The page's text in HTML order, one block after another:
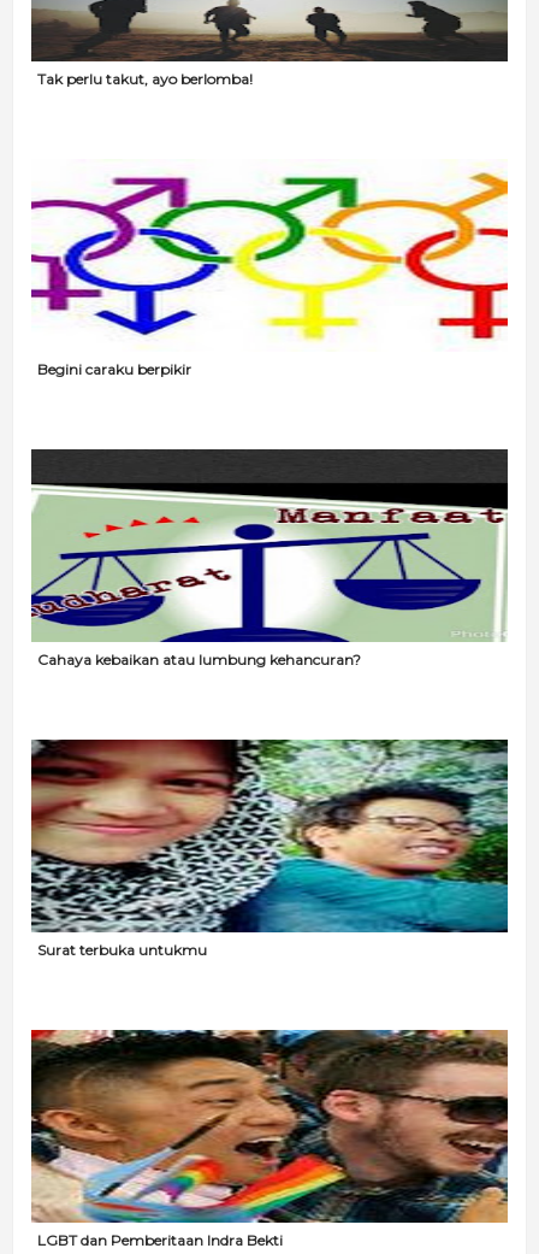
Tak perlu takut, ayo berlomba!
Begini caraku berpikir
Cahaya kebaikan atau lumbung kehancuran?
Surat terbuka untukmu
LGBT dan Pemberitaan Indra Bekti